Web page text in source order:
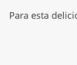
Para esta